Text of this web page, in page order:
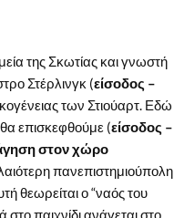
της Σκωτίας και γνωστή
Στέρλινγκ (είσοδος –
των Στιούαρτ. Εδώ
επισκεφθούμε (είσοδος –
στον χώρο
πανεπιστημιούπολη
θεωρείται ο “ναός του
παιχνίδι ανάγεται στο